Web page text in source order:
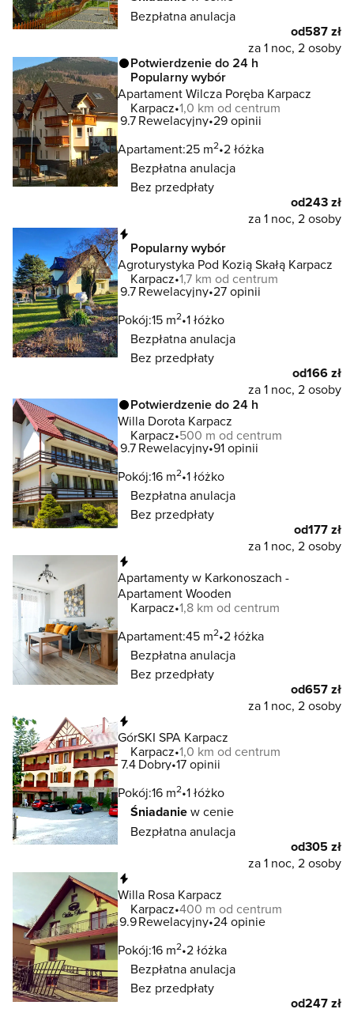
Bezpłatna anulacja
od587 zł
za 1 noc, 2 osoby
Potwierdzenie do 24 h
Popularny wybór
Apartament Wilcza Poręba Karpacz
Karpacz 1,0 km od centrum
9.7Rewelacyjny 29 opinii
Apartament:25 m2 2 łóżka
Bezpłatna anulacja
Bez przedpłaty
od243 zł
za 1 noc, 2 osoby
Popularny wybór
Agroturystyka Pod Kozią Skałą Karpacz
Karpacz 1,7 km od centrum
9.7Rewelacyjny 27 opinii
Pokój:15 m2 1 łóżko
Bezpłatna anulacja
Bez przedpłaty
od166 zł
za 1 noc, 2 osoby
Potwierdzenie do 24 h
Willa Dorota Karpacz
Karpacz 500 m od centrum
9.7Rewelacyjny 91 opinii
Pokój:16 m2 1 łóżko
Bezpłatna anulacja
Bez przedpłaty
od177 zł
za 1 noc, 2 osoby
Apartamenty w Karkonoszach -
Apartament Wooden
Karpacz 1,8 km od centrum
Apartament:45 m2 2 łóżka
Bezpłatna anulacja
Bez przedpłaty
od657 zł
za 1 noc, 2 osoby
GórSKI SPA Karpacz
Karpacz 1,0 km od centrum
7.4 Dobry 17 opinii
Pokój:16 m2 1 łóżko
Śniadaniew cenie
Bezpłatna anulacja
od305 zł
za 1 noc, 2 osoby
Willa Rosa Karpacz
Karpacz 400 m od centrum
9.9Rewelacyjny 24 opinie
Pokój:16 m2 2 łóżka
Bezpłatna anulacja
Bez przedpłaty
od247 zł